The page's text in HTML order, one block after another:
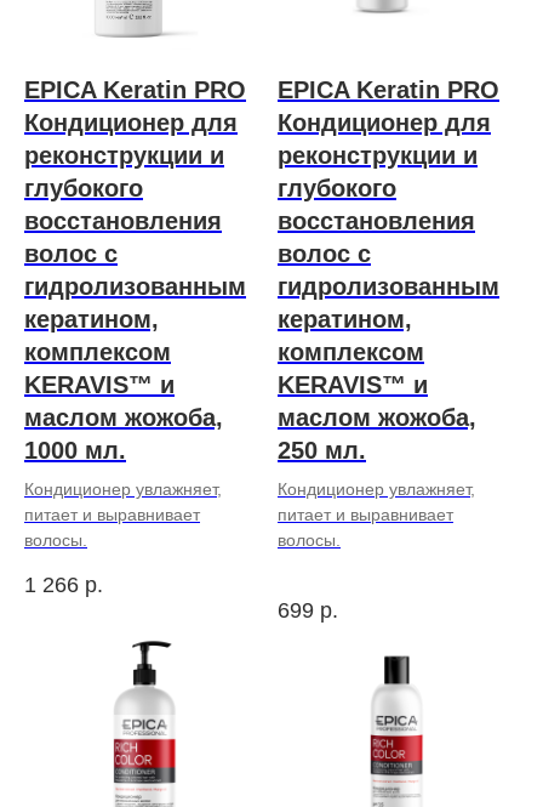
EPICA Keratin PRO
Кондиционер для
реконструкции и
глубокого
восстановления
волос с
гидролизованным
кератином,
комплексом
KERAVIS™ и
маслом жожоба,
1000 мл.
Кондиционер увлажняет,
питает и выравнивает
волосы.
1 266 р.
EPICA Keratin PRO
Кондиционер для
реконструкции и
глубокого
восстановления
волос с
гидролизованным
кератином,
комплексом
KERAVIS™ и
маслом жожоба,
250 мл.
Кондиционер увлажняет,
питает и выравнивает
волосы.
699 р.